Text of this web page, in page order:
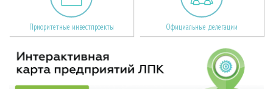
Приоритетные инвестпроекты Официальные делегации